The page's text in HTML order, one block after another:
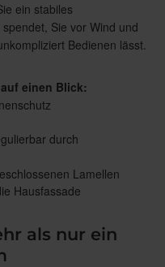
ein stabiles
Sie vor Wind und
Bedienen lässt.
einen Blick:
durch
Lamellen
Hausfassade
als nur ein